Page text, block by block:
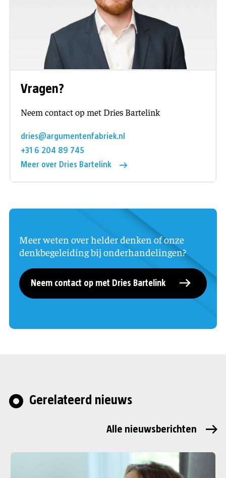
Vragen?
Neem contact op met Dries Bartelink
dries@argumentenfabriek.nl
+31 6 204 89 745
Meer over Dries Bartelink
Meer weten over helder denken of onze
denkbegeleiding bij onderhandelingen?
Neem contact op met Dries Bartelink
Gerelateerd nieuws
Alle nieuwsberichten